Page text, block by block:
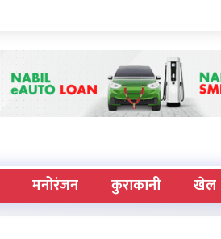
मनोरंजन कुराकानी खेल